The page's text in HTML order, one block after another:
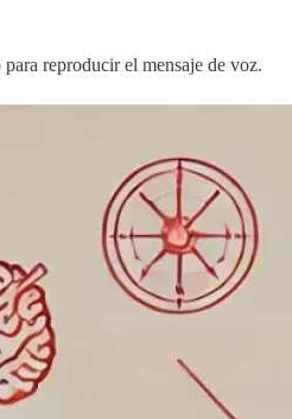
reproducir el mensaje de voz.